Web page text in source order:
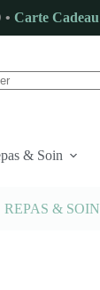
Carte Cadeau
& Soin
REPAS & SOIN